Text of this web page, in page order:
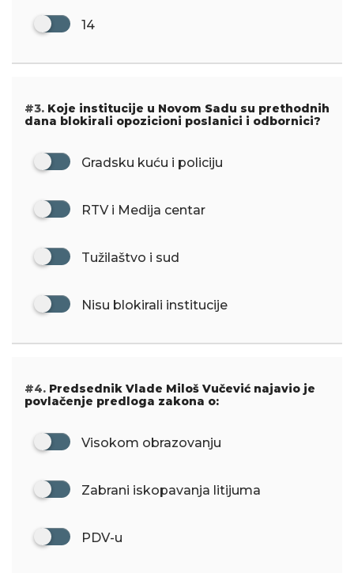
14
#3. Koje institucije u Novom Sadu su prethodnih
dana blokirali opozicioni poslanici i odbornici?
Gradsku kuću i policiju
RTV i Medija centar
Tužilaštvo i sud
Nisu blokirali institucije
#4. Predsednik Vlade Miloš Vučević najavio je
povlačenje predloga zakona o:
Visokom obrazovanju
Zabrani iskopavanja litijuma
PDV-u